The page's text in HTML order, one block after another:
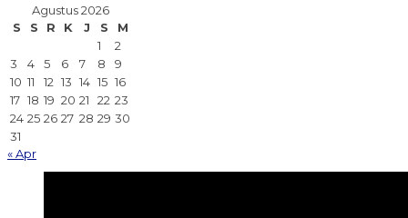
Agustus 2026
S
S R K J S
M
1
2
3
4 5 6 7 8
9
10 11 12 13 14 15 16
17 18 19 20 21 22 23
24 25 26 27 28 29 30
31
« Apr